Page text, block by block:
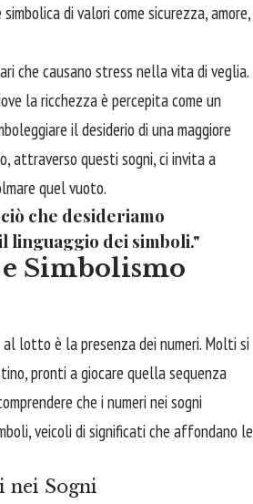
di valori come sicurezza, amore,
che causano stress nella vita di veglia.
la ricchezza è percepita come un
il desiderio di una maggiore
attraverso questi sogni, ci invita a
quel vuoto.
che desideriamo
linguaggio dei simboli."
Simbolismo
lotto è la presenza dei numeri. Molti si
pronti a giocare quella sequenza
che i numeri nei sogni
veicoli di significati che affondano le
nei Sogni